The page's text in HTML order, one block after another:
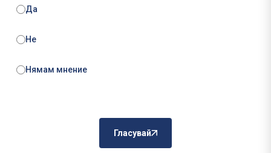
Да
Не
Нямам мнение
Гласувай